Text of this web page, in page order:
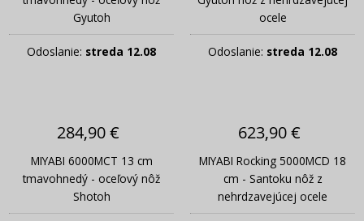
Gyutoh
Odoslanie: streda 12.08
ocele
Odoslanie: streda 12.08
284,90 €
MIYABI 6000MCT 13 cm
tmavohnedý - oceľový nôž
Shotoh
623,90 €
MIYABI Rocking 5000MCD 18
cm - Santoku nôž z
nehrdzavejúcej ocele